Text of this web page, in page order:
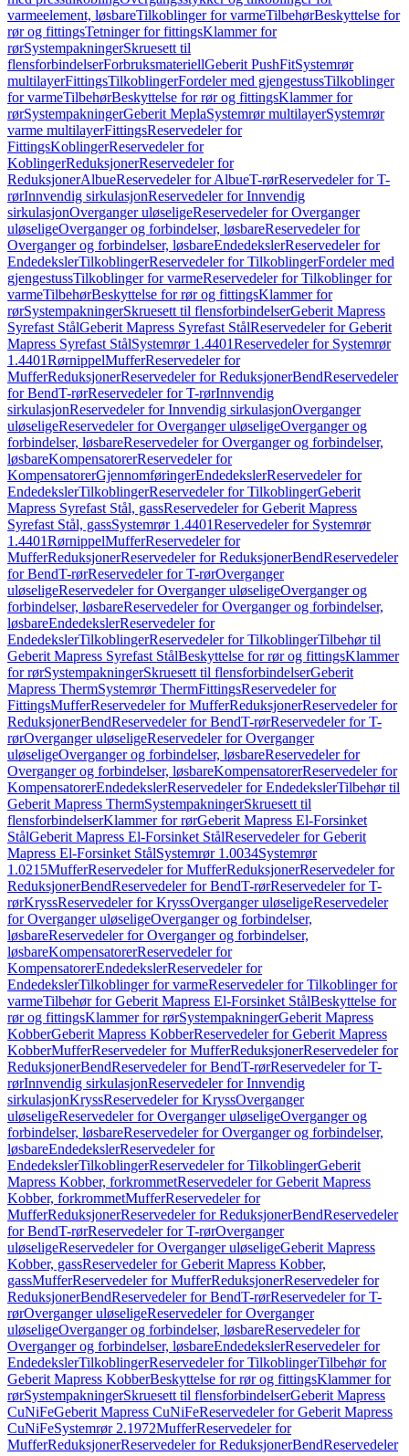
varmeelement, løsbareTilkoblinger for varmeTilbehørBeskyttelse for
rør og fittingsTetninger for fittingsKlammer for
rørSystempakningerSkruesett til
flensforbindelserForbruksmateriellGeberit PushFitSystemrør
multilayerFittingsTilkoblingerFordeler med gjengestussTilkoblinger
for varmeTilbehørBeskyttelse for rør og fittingsKlammer for
rørSystempakningerGeberit MeplaSystemrør multilayerSystemrør
varme multilayerFittingsReservedeler for
FittingsKoblingerReservedeler for
KoblingerReduksjonerReservedeler for
ReduksjonerAlbueReservedeler for AlbueT-rørReservedeler for T-
rørInnvendig sirkulasjonReservedeler for Innvendig
sirkulasjonOverganger uløseligeReservedeler for Overganger
uløseligeOverganger og forbindelser, løsbareReservedeler for
Overganger og forbindelser, løsbareEndedekslerReservedeler for
EndedekslerTilkoblingerReservedeler for TilkoblingerFordeler med
gjengestussTilkoblinger for varmeReservedeler for Tilkoblinger for
varmeTilbehørBeskyttelse for rør og fittingsKlammer for
rørSystempakningerSkruesett til flensforbindelserGeberit Mapress
Syrefast StålGeberit Mapress Syrefast StålReservedeler for Geberit
Mapress Syrefast StålSystemrør 1.4401Reservedeler for Systemrør
1.4401RørnippelMufferReservedeler for
MufferReduksjonerReservedeler for ReduksjonerBendReservedeler
for BendT-rørReservedeler for T-rørInnvendig
sirkulasjonReservedeler for Innvendig sirkulasjonOverganger
uløseligeReservedeler for Overganger uløseligeOverganger og
forbindelser, løsbareReservedeler for Overganger og forbindelser,
løsbareKompensatorerReservedeler for
KompensatorerGjennomføringerEndedekslerReservedeler for
EndedekslerTilkoblingerReservedeler for TilkoblingerGeberit
Mapress Syrefast Stål, gassReservedeler for Geberit Mapress
Syrefast Stål, gassSystemrør 1.4401Reservedeler for Systemrør
1.4401RørnippelMufferReservedeler for
MufferReduksjonerReservedeler for ReduksjonerBendReservedeler
for BendT-rørReservedeler for T-rørOverganger
uløseligeReservedeler for Overganger uløseligeOverganger og
forbindelser, løsbareReservedeler for Overganger og forbindelser,
løsbareEndedekslerReservedeler for
EndedekslerTilkoblingerReservedeler for TilkoblingerTilbehør til
Geberit Mapress Syrefast StålBeskyttelse for rør og fittingsKlammer
for rørSystempakningerSkruesett til flensforbindelserGeberit
Mapress ThermSystemrør ThermFittingsReservedeler for
FittingsMufferReservedeler for MufferReduksjonerReservedeler for
ReduksjonerBendReservedeler for BendT-rørReservedeler for T-
rørOverganger uløseligeReservedeler for Overganger
uløseligeOverganger og forbindelser, løsbareReservedeler for
Overganger og forbindelser, løsbareKompensatorerReservedeler for
KompensatorerEndedekslerReservedeler for EndedekslerTilbehør til
Geberit Mapress ThermSystempakningerSkruesett til
flensforbindelserKlammer for rørGeberit Mapress El-Forsinket
StålGeberit Mapress El-Forsinket StålReservedeler for Geberit
Mapress El-Forsinket StålSystemrør 1.0034Systemrør
1.0215MufferReservedeler for MufferReduksjonerReservedeler for
ReduksjonerBendReservedeler for BendT-rørReservedeler for T-
rørKryssReservedeler for KryssOverganger uløseligeReservedeler
for Overganger uløseligeOverganger og forbindelser,
løsbareReservedeler for Overganger og forbindelser,
løsbareKompensatorerReservedeler for
KompensatorerEndedekslerReservedeler for
EndedekslerTilkoblinger for varmeReservedeler for Tilkoblinger for
varmeTilbehør for Geberit Mapress El-Forsinket StålBeskyttelse for
rør og fittingsKlammer for rørSystempakningerGeberit Mapress
KobberGeberit Mapress KobberReservedeler for Geberit Mapress
KobberMufferReservedeler for MufferReduksjonerReservedeler for
ReduksjonerBendReservedeler for BendT-rørReservedeler for T-
rørInnvendig sirkulasjonReservedeler for Innvendig
sirkulasjonKryssReservedeler for KryssOverganger
uløseligeReservedeler for Overganger uløseligeOverganger og
forbindelser, løsbareReservedeler for Overganger og forbindelser,
løsbareEndedekslerReservedeler for
EndedekslerTilkoblingerReservedeler for TilkoblingerGeberit
Mapress Kobber, forkrommetReservedeler for Geberit Mapress
Kobber, forkrommetMufferReservedeler for
MufferReduksjonerReservedeler for ReduksjonerBendReservedeler
for BendT-rørReservedeler for T-rørOverganger
uløseligeReservedeler for Overganger uløseligeGeberit Mapress
Kobber, gassReservedeler for Geberit Mapress Kobber,
gassMufferReservedeler for MufferReduksjonerReservedeler for
ReduksjonerBendReservedeler for BendT-rørReservedeler for T-
rørOverganger uløseligeReservedeler for Overganger
uløseligeOverganger og forbindelser, løsbareReservedeler for
Overganger og forbindelser, løsbareEndedekslerReservedeler for
EndedekslerTilkoblingerReservedeler for TilkoblingerTilbehør for
Geberit Mapress KobberBeskyttelse for rør og fittingsKlammer for
rørSystempakningerSkruesett til flensforbindelserGeberit Mapress
CuNiFeGeberit Mapress CuNiFeReservedeler for Geberit Mapress
CuNiFeSystemrør 2.1972MufferReservedeler for
MufferReduksjonerReservedeler for ReduksjonerBendReservedeler